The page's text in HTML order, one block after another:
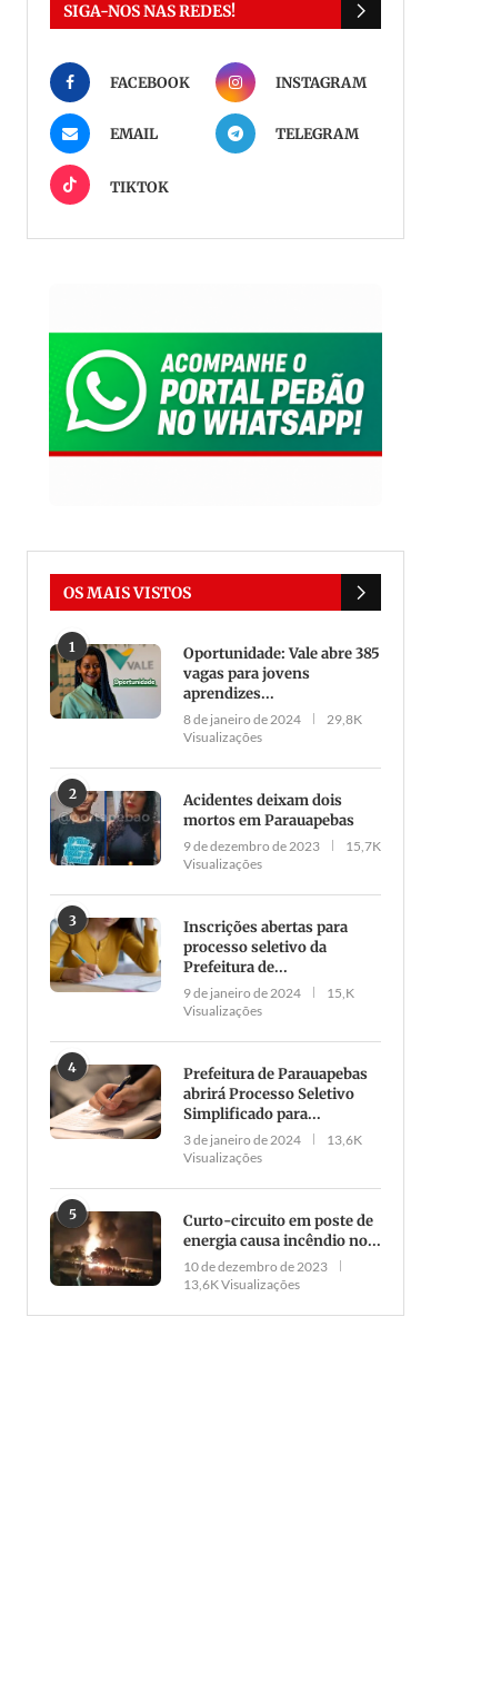
SIGA-NOS NAS REDES!
FACEBOOK INSTAGRAM
EMAIL TELEGRAM
TIKTOK
OS MAIS VISTOS
1
Oportunidade: Vale abre 385
vagas para jovens
aprendizes...
8 de janeiro de 2024
29,8K
Visualizações
2
Acidentes deixam dois
mortos em Parauapebas
9 de dezembro de 2023
15,7K
Visualizações
3
Inscrições abertas para
processo seletivo da
Prefeitura de...
9 de janeiro de 2024
15,K
Visualizações
4
Prefeitura de Parauapebas
abrirá Processo Seletivo
Simplificado para...
3 de janeiro de 2024
13,6K
Visualizações
5
Curto-circuito em poste de
energia causa incêndio no...
10 de dezembro de 2023
13,6K Visualizações